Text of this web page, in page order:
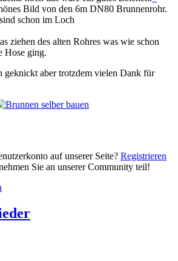
Bild von den 6m DN80 Brunnenrohr.
schon im Loch
ziehen des alten Rohres was wie schon
Hose ging.
geknickt aber trotzdem vielen Dank für
auf unserer Seite? Registrieren
Sie an unserer Community teil!